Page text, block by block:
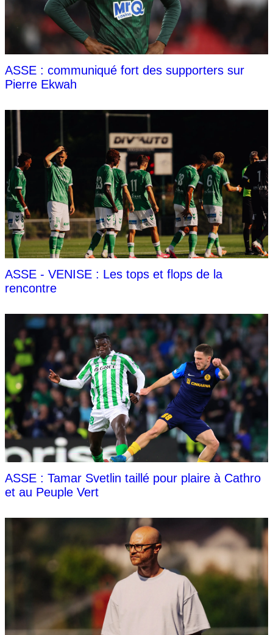
ASSE : communiqué fort des supporters sur
Pierre Ekwah
ASSE - VENISE : Les tops et flops de la
rencontre
ASSE : Tamar Svetlin taillé pour plaire à Cathro
et au Peuple Vert